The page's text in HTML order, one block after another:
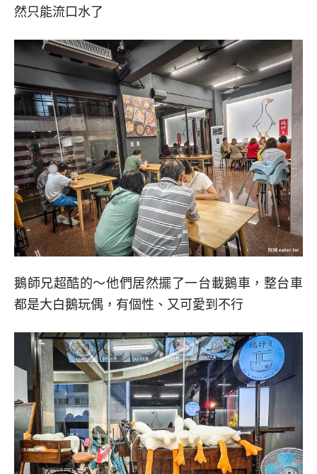
然只能流口水了
鵝師兄超酷的～他們居然擺了一台載鵝車，整台車
都是大白鵝玩偶，有個性、又可愛到不行